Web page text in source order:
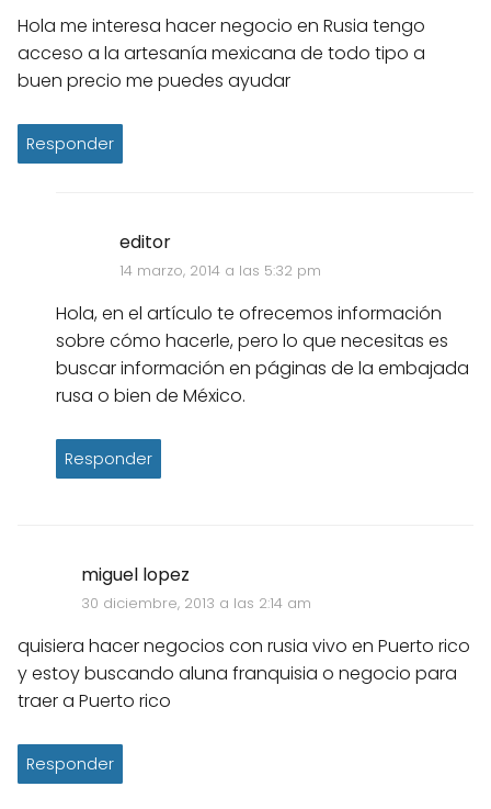
Hola me interesa hacer negocio en Rusia tengo
acceso a la artesanía mexicana de todo tipo a
buen precio me puedes ayudar
Responder
editor
14 marzo, 2014 a las 5:32 pm
Hola, en el artículo te ofrecemos información
sobre cómo hacerle, pero lo que necesitas es
buscar información en páginas de la embajada
rusa o bien de México.
Responder
miguel lopez
30 diciembre, 2013 a las 2:14 am
quisiera hacer negocios con rusia vivo en Puerto rico
y estoy buscando aluna franquisia o negocio para
traer a Puerto rico
Responder